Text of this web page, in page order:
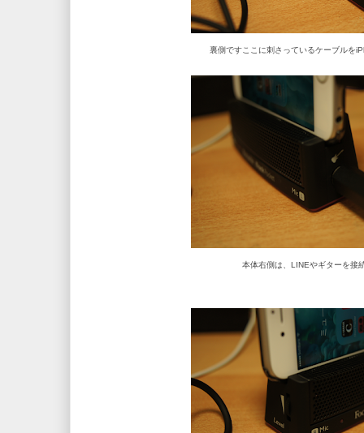
裏側ですここに刺さっているケーブルを
本体右側は、LINEやギターを接